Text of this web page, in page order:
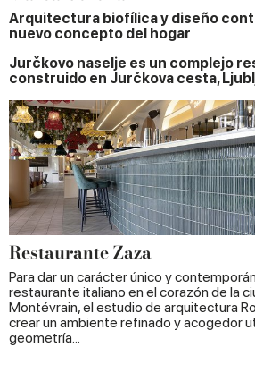
Arquitectura biofílica y diseño
nuevo concepto del hogar
Jurčkovo naselje es un complejo
construido en Jurčkova cesta,
Restaurante Zaza
Para dar un carácter único y
restaurante italiano en el corazón de la
Montévrain, el estudio de arquitectura
crear un ambiente refinado y acogedor
geometría...